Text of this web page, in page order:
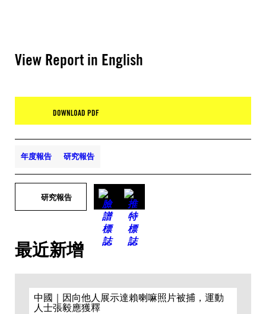
View Report in English
DOWNLOAD PDF
年度報告 研究報告
研究報告
最近新增
中國｜因向他人展示達賴喇嘛照片被捕，運動
人士張毅應獲釋